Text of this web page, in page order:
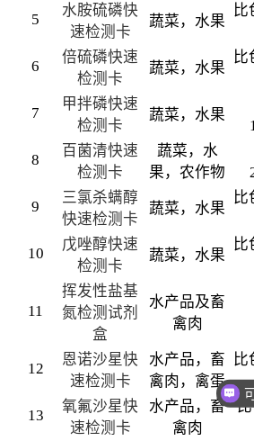
5
水胺硫磷快
速检测卡
蔬菜，水果
比
6
倍硫磷快速
检测卡
蔬菜，水果
比
7
甲拌磷快速
检测卡
蔬菜，水果
8
百菌清快速
检测卡
蔬菜，水
果，农作物
9
三氯杀螨醇
快速检测卡
蔬菜，水果
比
10
戊唑醇快速
检测卡
蔬菜，水果
比
11
挥发性盐基
氮检测试剂
盒
水产品及畜
禽肉
12
恩诺沙星快
速检测卡
水产品，畜
禽肉，禽蛋
比
13
氧氟沙星快
速检测卡
水产品，畜
禽肉